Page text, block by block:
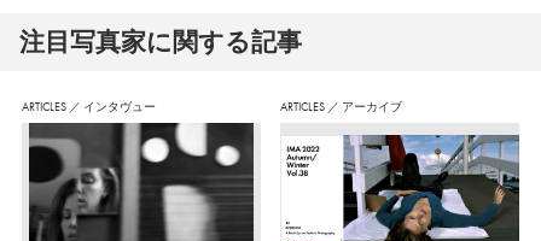
注⽬写真家に関する記事
ARTICLES ／ インタヴュー ARTICLES ／ アーカイブ